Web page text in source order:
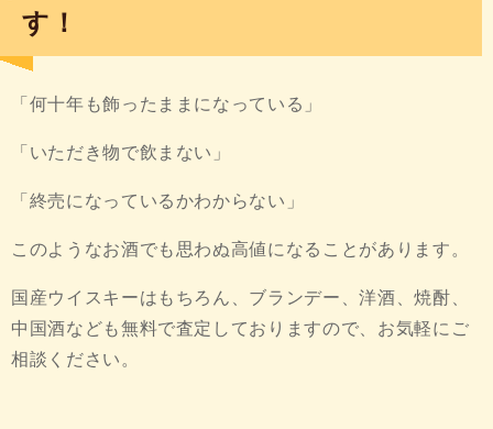
す！
「何十年も飾ったままになっている」
「いただき物で飲まない」
「終売になっているかわからない」
このようなお酒でも思わぬ高値になることがあります。
国産ウイスキーはもちろん、ブランデー、洋酒、焼酎、
中国酒なども無料で査定しておりますので、お気軽にご
相談ください。